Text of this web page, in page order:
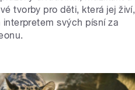
tvorby pro děti, která jej živí,
interpretem svých písní za